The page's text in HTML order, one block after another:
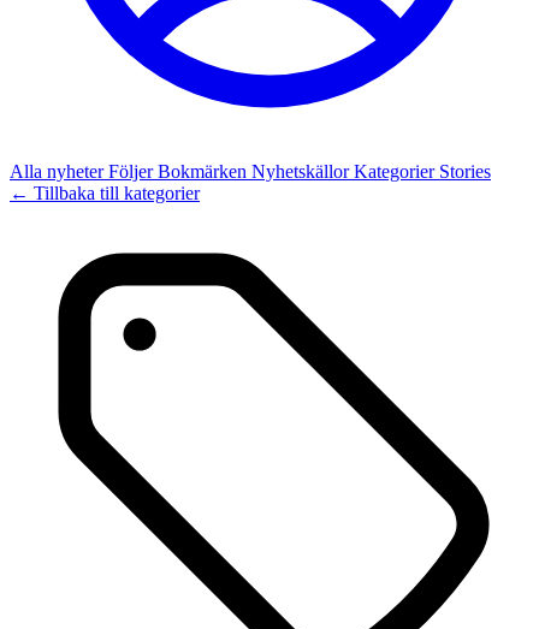
Alla nyheterFöljerBokmärken NyhetskällorKategorier Stories
← Tillbaka till kategorier